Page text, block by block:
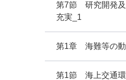
第7節 研究開発及
充実_1
第1章 海難等の
第1節 海上交通環